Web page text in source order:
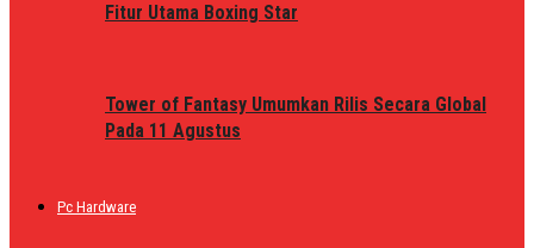
Fitur Utama Boxing Star
Tower of Fantasy Umumkan Rilis Secara Global
Pada 11 Agustus
Pc Hardware